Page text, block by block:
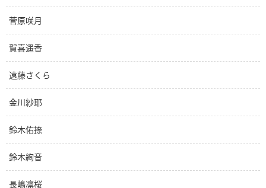
菅原咲月
賀喜遥香
遠藤さくら
金川紗耶
鈴木佑捺
鈴木絢音
長嶋凛桜